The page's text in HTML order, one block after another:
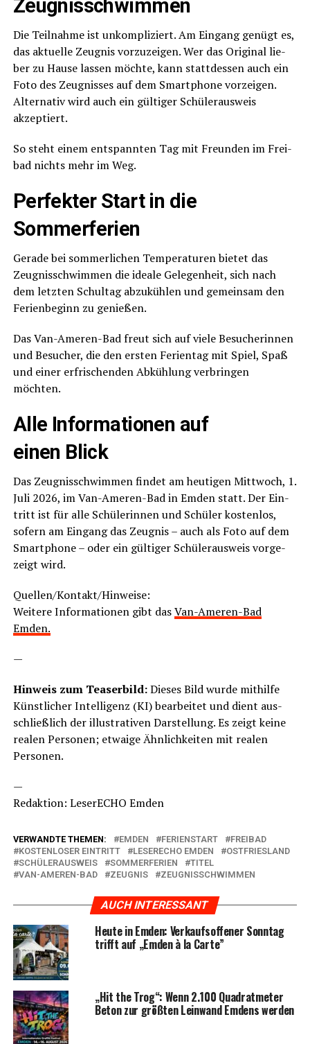
Zeugnisschwimmen
Die Teil­nah­me ist unkom­pli­ziert. Am Ein­gang genügt es,
das aktu­el­le Zeug­nis vor­zu­zei­gen. Wer das Ori­gi­nal lie­
ber zu Hau­se las­sen möch­te, kann statt­des­sen auch ein
Foto des Zeug­nis­ses auf dem Smart­phone vor­zei­gen.
Alter­na­tiv wird auch ein gül­ti­ger Schü­ler­aus­weis
akzeptiert.
So steht einem ent­spann­ten Tag mit Freun­den im Frei­
bad nichts mehr im Weg.
Per­fek­ter Start in die
Sommerferien
Gera­de bei som­mer­li­chen Tem­pe­ra­tu­ren bie­tet das
Zeug­nis­schwim­men die idea­le Gele­gen­heit, sich nach
dem letz­ten Schul­tag abzu­küh­len und gemein­sam den
Feri­en­be­ginn zu genießen.
Das Van-Ame­ren-Bad freut sich auf vie­le Besu­che­rin­nen
und Besu­cher, die den ers­ten Feri­en­tag mit Spiel, Spaß
und einer erfri­schen­den Abküh­lung ver­brin­gen
möchten.
Alle Infor­ma­tio­nen auf
einen Blick
Das Zeug­nis­schwim­men fin­det am heu­ti­gen Mitt­woch, 1.
Juli 2026, im Van-Ame­ren-Bad in Emden statt. Der Ein­
tritt ist für alle Schü­le­rin­nen und Schü­ler kos­ten­los,
sofern am Ein­gang das Zeug­nis – auch als Foto auf dem
Smart­phone – oder ein gül­ti­ger Schü­ler­aus­weis vor­ge­
zeigt wird.
Quellen/Kontakt/Hinweise:
Wei­te­re Infor­ma­tio­nen gibt dasVan-Ame­ren-Bad
Emden.
—
Hin­weis zum Teaser­bild:Die­ses Bild wur­de mit­hil­fe
Künst­li­cher Intel­li­genz (KI) bear­bei­tet und dient aus­
schließ­lich der illus­tra­ti­ven Dar­stel­lung. Es zeigt kei­ne
rea­len Per­so­nen; etwa­ige Ähn­lich­kei­ten mit rea­len
Personen.
—
Redak­ti­on: Lese­r­ECHO Emden
VERWANDTE THEMEN: EMDEN FERIENSTART
FREIBAD
KOSTENLOSER EINTRITT
LESERECHO EMDEN
OSTFRIESLAND
SCHÜLERAUSWEIS
SOMMERFERIEN
TITEL
VAN-AMEREN-BAD
ZEUGNIS ZEUGNISSCHWIMMEN
AUCH INTERESSANT
Heu­te in Emden: Ver­kaufs­of­fe­ner Sonn­tag
trifft auf „Emden à la Carte”
„Hit the Trog“: Wenn 2.100 Qua­drat­me­ter
Beton zur größ­ten Lein­wand Emdens werden